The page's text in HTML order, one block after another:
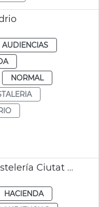
NORMAL
Reunión Federación hostelería Ciutat Vella
HACIENDA